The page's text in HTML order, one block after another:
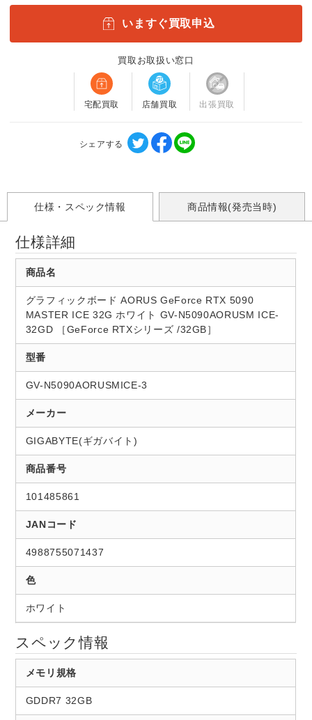
いますぐ買取申込
買取お取扱い窓口
宅配買取 店舗買取 出張買取
シェアする
仕様・スペック情報 商品情報(発売当時)
仕様詳細
商品名
グラフィックボード AORUS GeForce RTX 5090
MASTER ICE 32G ホワイト GV-N5090AORUSM ICE-
32GD ［GeForce RTXシリーズ /32GB］
型番
GV-N5090AORUSMICE-3
メーカー
GIGABYTE(ギガバイト)
商品番号
101485861
JANコード
4988755071437
色
ホワイト
スペック情報
メモリ規格
GDDR7 32GB